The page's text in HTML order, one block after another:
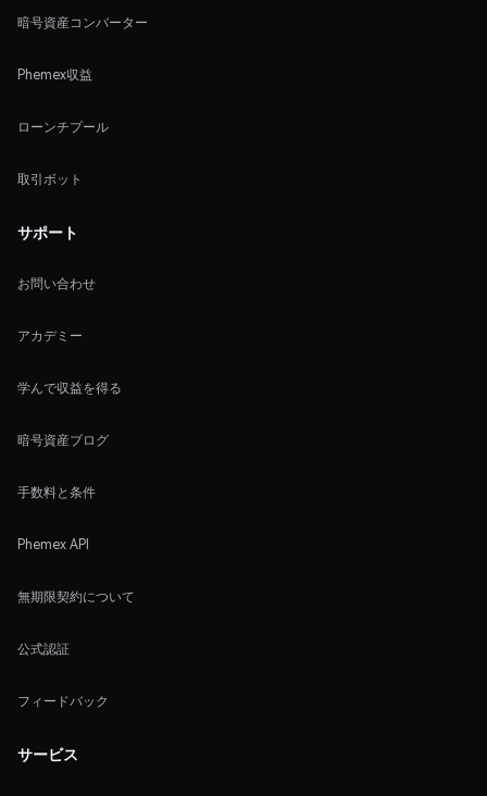
暗号資産コンバーター
Phemex収益
ローンチプール
取引ボット
サポート
お問い合わせ
アカデミー
学んで収益を得る
暗号資産ブログ
手数料と条件
Phemex API
無期限契約について
公式認証
フィードバック
サービス